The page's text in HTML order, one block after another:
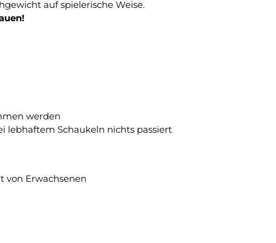
auf spielerische Weise.
werden
lebhaftem Schaukeln nichts passiert
von Erwachsenen